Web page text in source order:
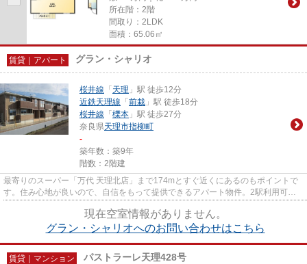
所在階：2階
間取り：2LDK
面積：65.06㎡
賃貸｜アパート グラン・シャリオ
桜井線 「 天理 」駅 徒歩12分
近鉄天理線 「 前栽 」駅 徒歩18分
桜井線 「 櫟本 」駅 徒歩27分
奈良県天理市指柳町
-
築年数：築9年
階数：2階建
最寄りのスーパー「万代 天理北店」まで174mとすぐ近くにあるのもポイントで
す。住み心地が良いので、自信をもって提供できるアパート物件。2駅利用可物
現在空室情報がありません。
グラン・シャリオへのお問い合わせはこちら
賃貸｜マンション パストラーレ天理428号